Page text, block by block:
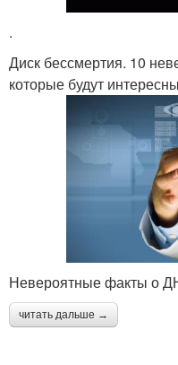
.
Диск бессмертия. 10
которые будут
Невероятные факты о
читать дальше →